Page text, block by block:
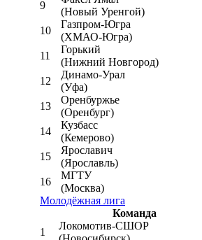
9
(Новый Уренгой)
10
Газпром-Югра
(ХМАО-Югра)
11
Горький
(Нижний Новгород)
12
Динамо-Урал
(Уфа)
13
Оренбуржье
(Оренбург)
14
Кузбасс
(Кемерово)
15
Ярославич
(Ярославль)
16
МГТУ
(Москва)
Молодёжная лига
Команда
1
Локомотив-CШОР